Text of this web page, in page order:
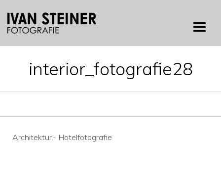
interior_fotografie28
Beitragsnavigation
Architektur.- Hotelfotografie